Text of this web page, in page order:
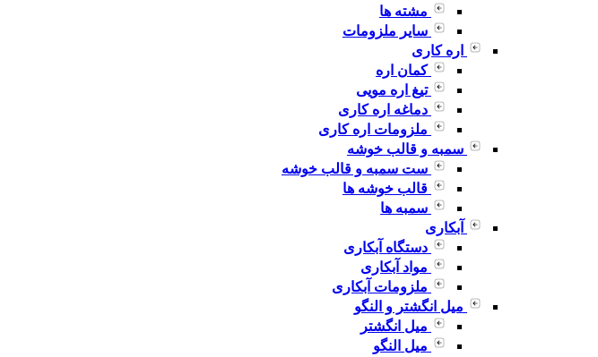
مشته ها
سایر ملزومات
اره کاری
کمان اره
تیغ اره مویی
دماغه اره کاری
ملزومات اره کاری
سمبه و قالب خوشه
ست سمبه و قالب خوشه
قالب خوشه ها
سمبه ها
آبکاری
دستگاه آبکاری
مواد آبکاری
ملزومات آبکاری
میل انگشتر و النگو
میل انگشتر
میل النگو